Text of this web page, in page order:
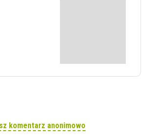
komentarz anonimowo